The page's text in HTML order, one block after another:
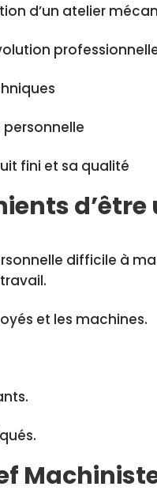
d’un atelier
personnelle
fini et sa qualité
d’être
difficile à
et les machines.